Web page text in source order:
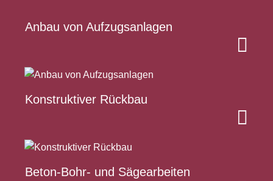
Anbau von Aufzugsanlagen
Konstruktiver Rückbau
Beton-Bohr- und Sägearbeiten